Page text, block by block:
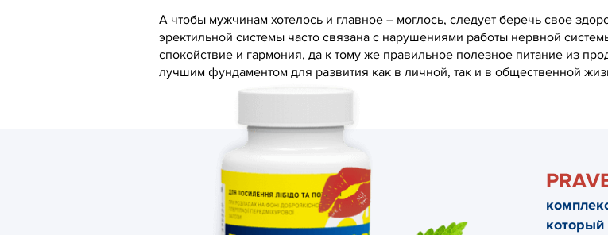
А чтобы мужчинам хотелось и главное – моглось, следует беречь свое
эректильной системы часто связана с нарушениями работы нервной
спокойствие и гармония, да к тому же правильное полезное питание из
лучшим фундаментом для развития как в личной, так и в общественной
который